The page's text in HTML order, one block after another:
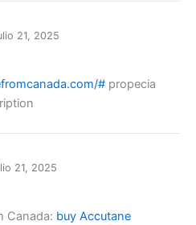
21, 2025
#propecia
21, 2025
Canada: buy Accutane